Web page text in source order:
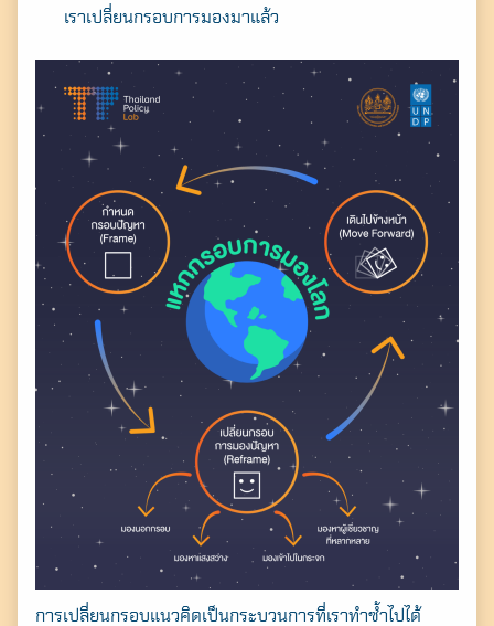
เราเปลี่ยนกรอบการมองมาแล้ว
การเปลี่ยนกรอบแนวคิดเป็นกระบวนการที่เราทำซ้ำไปได้